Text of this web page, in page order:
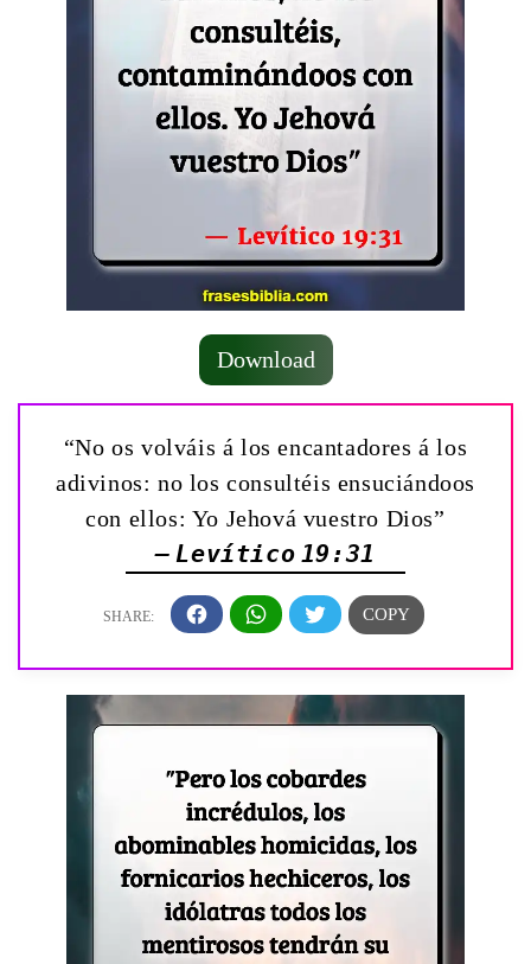
Download
“No os volváis á los encantadores á los
adivinos: no los consultéis ensuciándoos
con ellos: Yo Jehová vuestro Dios”
— Levítico 19:31